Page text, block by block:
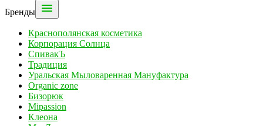
Бренды 
Краснополянская косметика
Корпорация Солнца
СпивакЪ
Традиция
Уральская Мыловаренная Мануфактура
Organic zone
Бизорюк
Mipassion
Клеона